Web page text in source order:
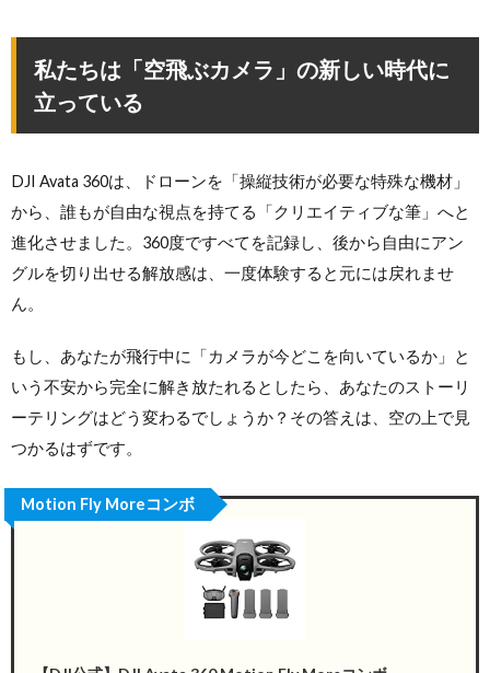
私たちは「空飛ぶカメラ」の新しい時代に
立っている
DJI Avata 360は、ドローンを「操縦技術が必要な特殊な機材」
から、誰もが自由な視点を持てる「クリエイティブな筆」へと
進化させました。360度ですべてを記録し、後から自由にアン
グルを切り出せる解放感は、一度体験すると元には戻れませ
ん。
もし、あなたが飛行中に「カメラが今どこを向いているか」と
いう不安から完全に解き放たれるとしたら、あなたのストーリ
ーテリングはどう変わるでしょうか？その答えは、空の上で見
つかるはずです。
Motion Fly Moreコンボ